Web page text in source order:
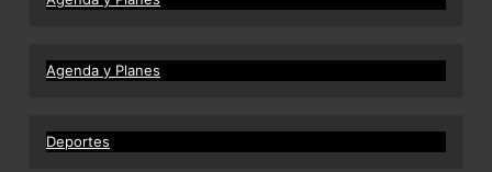
Agenda y Planes
Deportes